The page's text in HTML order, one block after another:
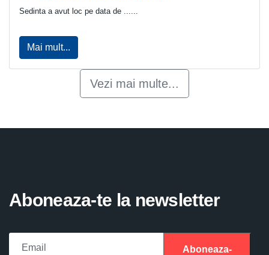
Sedinta a avut loc pe data de ......
Mai mult...
Vezi mai multe...
Aboneaza-te la newsletter
Aboneaza-